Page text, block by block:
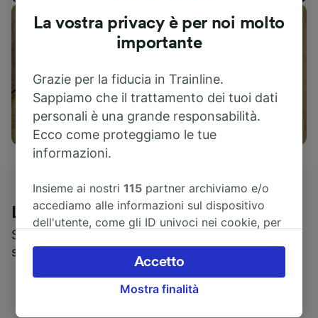
Cosa vedere
Le recensioni dei nostri viaggiatori
Scopri cosa pensa realmente chi utilizza i nostri
servizi
La vostra privacy è per noi molto
importante
Grazie per la fiducia in Trainline.
Sappiamo che il trattamento dei tuoi dati
personali è una grande responsabilità.
Ecco come proteggiamo le tue
informazioni.
Insieme ai nostri115 partner archiviamo e/o
accediamo alle informazioni sul dispositivo
dell'utente, come gli ID univoci nei cookie, per
accettare o gestire le proprie scelte facendo
clic di seguito, tra cui il proprio diritto di
opporsi sulla base di un interesse legittimo o
Mostra finalità
Accetto